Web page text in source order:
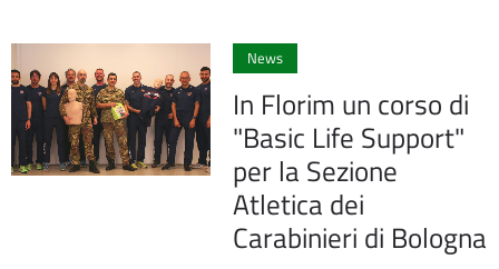
News
In Florim un corso di
"Basic Life Support"
per la Sezione
Atletica dei
Carabinieri di Bologna